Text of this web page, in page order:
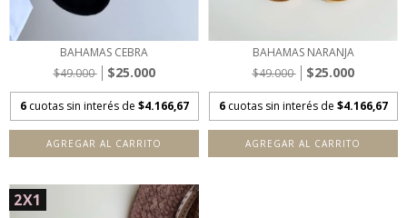
BAHAMAS CEBRA
$49.000
$25.000
6 cuotas sin interés de $4.166,67
AGREGAR AL CARRITO
BAHAMAS NARANJA
$49.000
$25.000
6 cuotas sin interés de $4.166,67
AGREGAR AL CARRITO
2X1